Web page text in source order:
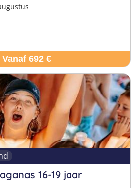
Vanaf 692 €
16-19 jaar